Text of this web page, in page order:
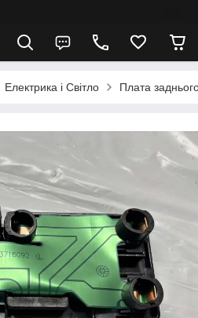
Електрика і Світло Плата